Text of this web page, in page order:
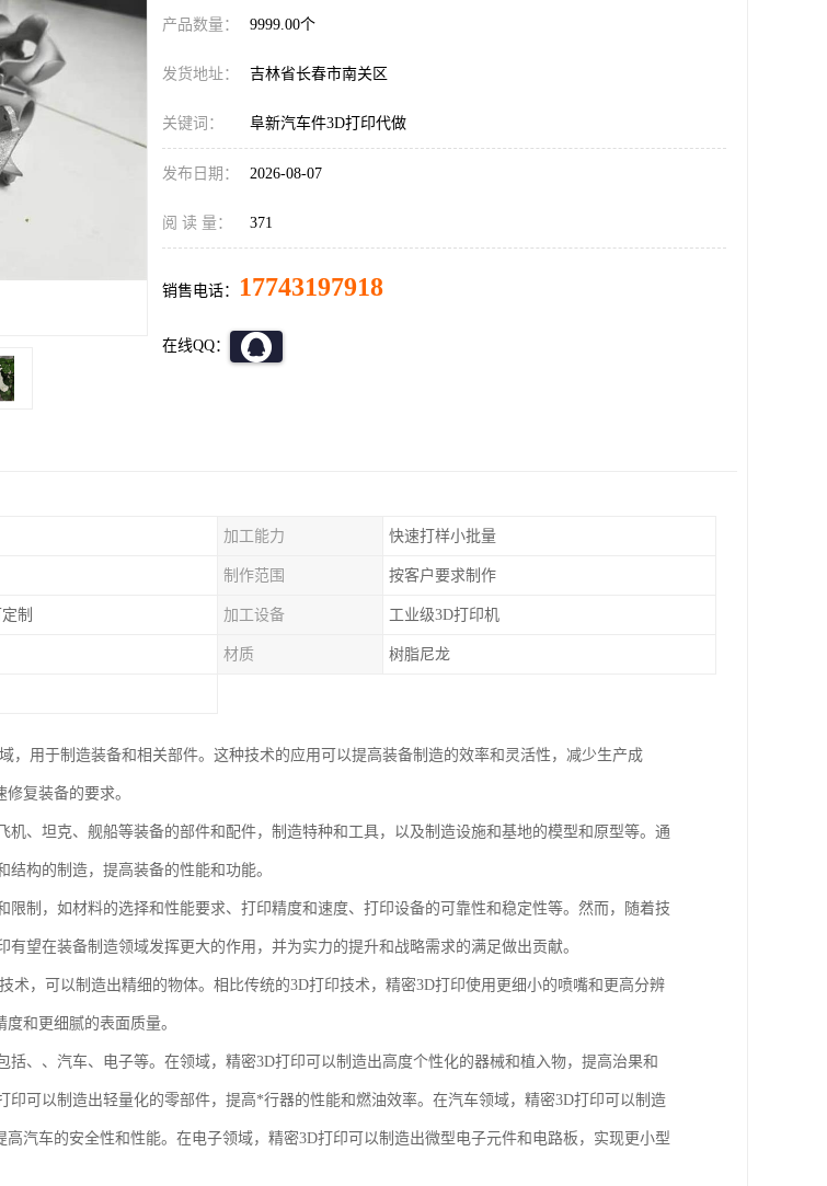
产品数量： 9999.00个
发货地址： 吉林省长春市南关区
关键词： 阜新汽车件3D打印代做
发布日期： 2026-08-07
阅 读 量： 371
销售电话： 17743197918
在线QQ：
加工能力 快速打样小批量
制作范围 按客户要求制作
制 加工设备 工业级3D打印机
材质 树脂尼龙
，用于制造装备和相关部件。这种技术的应用可以提高装备制造的效率和灵活性，减少生产成
复装备的要求。
机、坦克、舰船等装备的部件和配件，制造特种和工具，以及制造设施和基地的模型和原型等。通
构的制造，提高装备的性能和功能。
限制，如材料的选择和性能要求、打印精度和速度、打印设备的可靠性和稳定性等。然而，随着技
有望在装备制造领域发挥更大的作用，并为实力的提升和战略需求的满足做出贡献。
术，可以制造出精细的物体。相比传统的3D打印技术，精密3D打印使用更细小的喷嘴和更高分辨
和更细腻的表面质量。
括、、汽车、电子等。在领域，精密3D打印可以制造出高度个性化的器械和植入物，提高治果和
印可以制造出轻量化的零部件，提高*行器的性能和燃油效率。在汽车领域，精密3D打印可以制造
汽车的安全性和性能。在电子领域，精密3D打印可以制造出微型电子元件和电路板，实现更小型